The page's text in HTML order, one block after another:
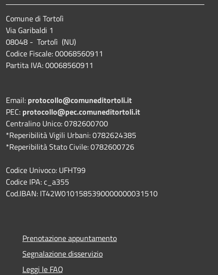
Comune di Tortolì
Via Garibaldi 1
08048 - Tortolì (NU)
Codice Fiscale: 00068560911
Partita IVA: 00068560911
Email: protocollo@comuneditortoli.it
PEC: protocollo@pec.comuneditortoli.it
Centralino Unico: 0782600700
*Reperibilità Vigili Urbani: 0782624385
*Reperibilità Stato Civile: 0782600726
Codice Univoco: UFHT99
Codice IPA: c_a355
Cod.IBAN: IT42W0101585390000000031510
Prenotazione appuntamento
Segnalazione disservizio
Leggi le FAQ